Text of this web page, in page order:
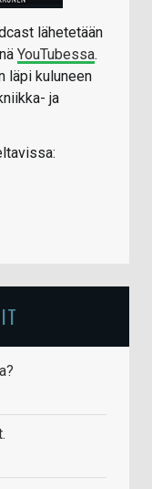
lähetetään
YouTubessa.
läpi kuluneen
ja